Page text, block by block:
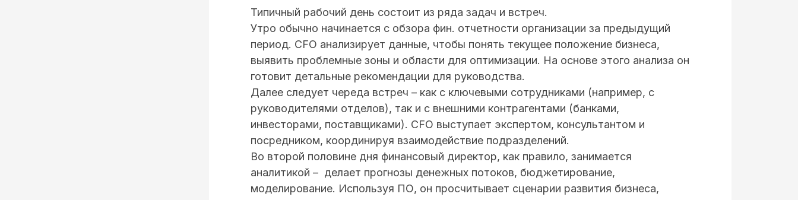
Типичный рабочий день состоит из ряда задач и встреч.
Утро обычно начинается с обзора фин. отчетности организации за предыдущий
период. CFO анализирует данные, чтобы понять текущее положение бизнеса,
выявить проблемные зоны и области для оптимизации. На основе этого анализа он
готовит детальные рекомендации для руководства.
Далее следует череда встреч – как с ключевыми сотрудниками (например, с
руководителями отделов), так и с внешними контрагентами (банками,
инвесторами, поставщиками). CFO выступает экспертом, консультантом и
посредником, координируя взаимодействие подразделений.
Во второй половине дня финансовый директор, как правило, занимается
аналитикой – делает прогнозы денежных потоков, бюджетирование,
моделирование. Используя ПО, он просчитывает сценарии развития бизнеса,